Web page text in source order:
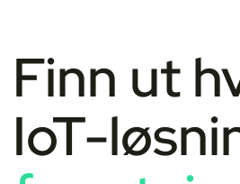
Finn ut
IoT-